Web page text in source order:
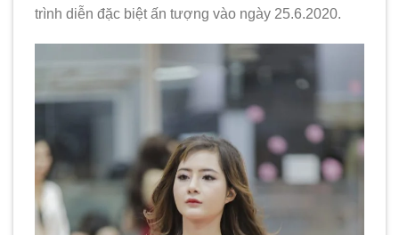
trình diễn đặc biệt ấn tượng vào ngày 25.6.2020.